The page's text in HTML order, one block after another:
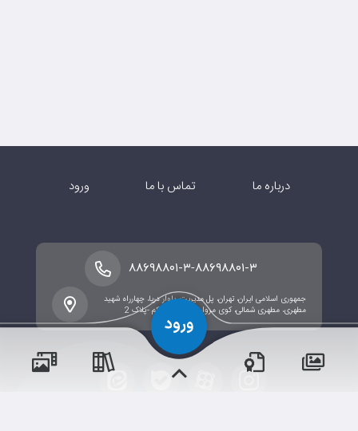
درباره ما تماس با ما ورود
جمهوری اسلامی ایران، تهران، پل مدیریت، بلوار دریا، چهارراه شهید
مطهری، مطهری شمالی، کوی مروارید ، مروارید یکم -پلاک 2
۸۸۶۹۸۸۰۱-۳-۸۸۶۹۸۸۰۱-۳